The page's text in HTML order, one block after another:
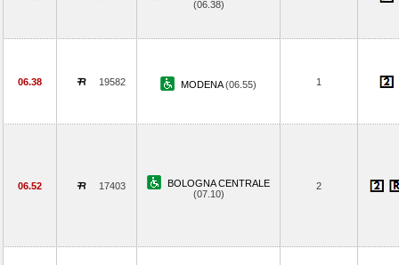
(06.38)
06.38 19582 MODENA(06.55) 1
06.52 17403
BOLOGNA CENTRALE
(07.10)
2